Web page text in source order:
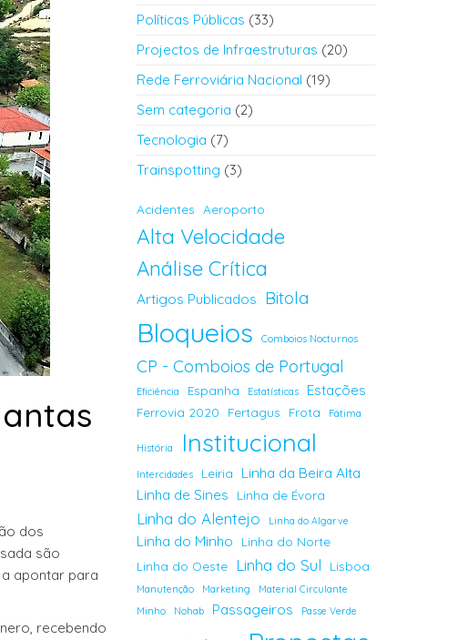
dos
são
apontar para
recebendo
Políticas Públicas (33)
Projectos de Infraestruturas (20)
Rede Ferroviária Nacional (19)
Sem categoria (2)
Tecnologia (7)
Trainspotting (3)
Acidentes Aeroporto
Alta Velocidade
Análise Crítica
Artigos Publicados Bitola
Bloqueios Comboios Nocturnos
CP - Comboios de Portugal
Eficiência Espanha Estatísticas Estações
Ferrovia 2020 Fertagus Frota Fátima
História Institucional
Intercidades Leiria
Linha da Beira Alta
Linha de Sines
Linha de Évora
Linha do Alentejo Linha do Algarve
Linha do Minho
Linha do Norte
Linha do Oeste
Linha do Sul Lisboa
Manutenção Marketing
Material Circulante
Minho
Nohab Passageiros Passe Verde